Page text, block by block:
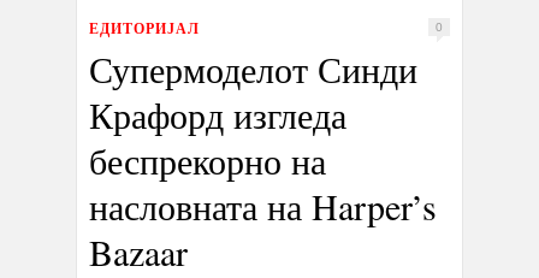
ЕДИТОРИЈАЛ 0
Супермоделот Синди
Крафорд изгледа
беспрекорно на
насловната на Harper’s
Bazaar